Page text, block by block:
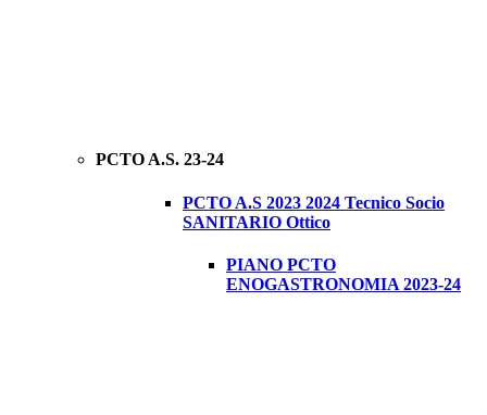
PCTO A.S. 23-24
PCTO A.S 2023 2024 Tecnico Socio
SANITARIO Ottico
PIANO PCTO
ENOGASTRONOMIA 2023-24